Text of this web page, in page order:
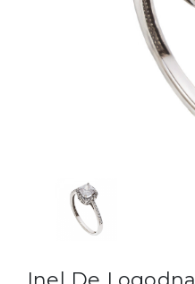
BIJUTERII COPII
Cercei